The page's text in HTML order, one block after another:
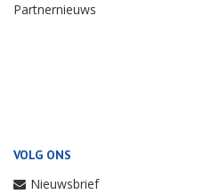
Partnernieuws
VOLG ONS
Nieuwsbrief